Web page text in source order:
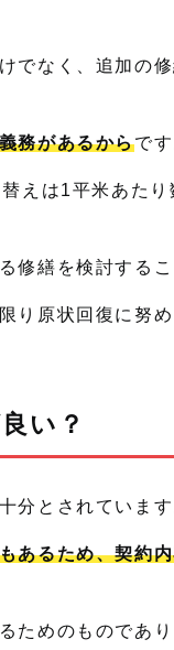
でなく、追加の
務があるからです
えは1平米あた
修繕を検討するこ
り原状回復に努め
い？
分とされています
あるため、契約
ためのものであ